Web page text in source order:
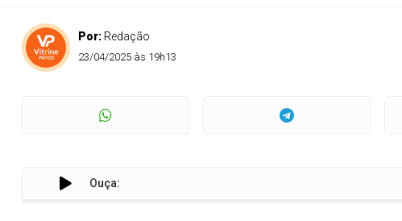
Por: Redação
23/04/2025 às 19h13
Ouça: